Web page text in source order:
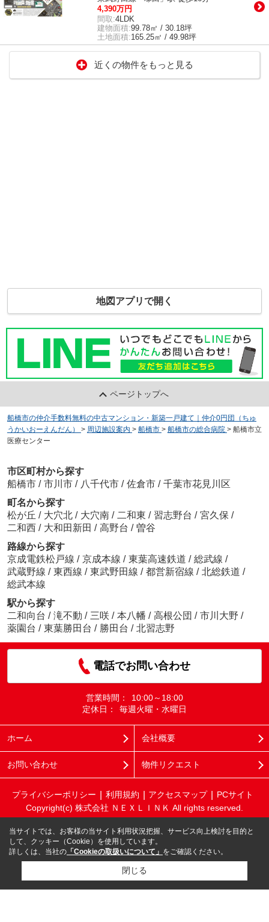
4,390万円
間取:4LDK
建物面積:99.78㎡ / 30.18坪
土地面積:165.25㎡ / 49.98坪
近くの物件をもっと見る
地図アプリで開く
ページトップへ
船橋市の仲介手数料無料の中古マンション・新築一戸建て｜仲介0円団（ちゅ
うかいおーえんだん）
> 周辺施設案内 > 船橋市 > 船橋市の総合病院 > 船橋市立
医療センター
市区町村から探す
船橋市 / 市川市 / 八千代市 / 佐倉市 / 千葉市花見川区
町名から探す
松が丘 / 大穴北 / 大穴南 / 二和東 / 習志野台 / 宮久保 /
二和西 / 大和田新田 / 高野台 / 曽谷
路線から探す
京成電鉄松戸線 / 京成本線 / 東葉高速鉄道 / 総武線 /
武蔵野線 / 東西線 / 東武野田線 / 都営新宿線 / 北総鉄道 /
総武本線
駅から探す
二和向台 / 滝不動 / 三咲 / 本八幡 / 高根公団 / 市川大野 /
薬園台 / 東葉勝田台 / 勝田台 / 北習志野
電話でお問い合わせ
営業時間：
10:00～18:00
定休日：
毎週火曜・水曜日
ホーム 会社概要
お問い合わせ 物件リクエスト
プライバシーポリシー 利用規約 アクセスマップ
PCサイト
Copyright(c) 株式会社 ＮＥＸＬＩＮＫ All rights reserved.
当サイトでは、お客様の当サイト利用状況把握、サービス向上検討を目的と
して、クッキー（Cookie）を使用しています。
詳しくは、当社の 「Cookieの取扱いについて」 をご確認ください。
閉じる